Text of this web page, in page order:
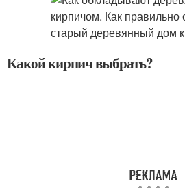
Какой кирпич выбрать?